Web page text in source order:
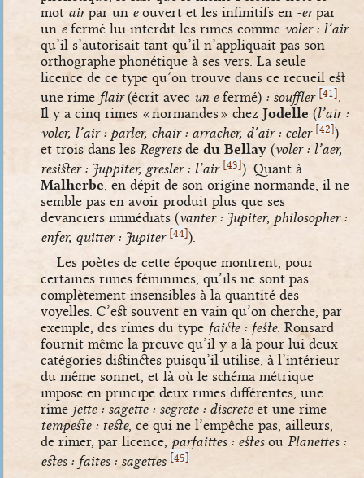
mot airpar un eouvert et les infinitifs en -erpar
un efermé lui interdit les rimes comme voler : l’air
qu’il s’autorisait tant qu’il n’appliquait pas son
orthographe phonétique à ses vers. La seule
licence de ce type qu’on trouve dans ce recueil est
une rime flair(écrit avec un efermé) : souffler [41].
Il y a cinq rimes « normandes » chez Jodelle (l’air :
voler, l’air : parler, chair : arracher, d’air : celer [42])
et trois dans les Regretsde du Bellay (voler : l’aer,
resister : Juppiter, gresler : l’air [43]). Quant à
Malherbe , en dépit de son origine normande, il ne
semble pas en avoir produit plus que ses
devanciers immédiats (vanter : Jupiter, philosopher :
enfer, quitter : Jupiter [44]).
Les poètes de cette époque montrent, pour
certaines rimes féminines, qu’ils ne sont pas
complètement insensibles à la quantité des
voyelles. C’est souvent en vain qu’on cherche, par
exemple, des rimes du type faicte : feste. Ronsard
fournit même la preuve qu’il y a là pour lui deux
catégories distinctes puisqu’il utilise, à l’intérieur
du même sonnet, et là où le schéma métrique
impose en principe deux rimes différentes, une
rime jette : sagette : segrete : discreteet une rime
tempeste : teste, ce qui ne l’empêche pas, ailleurs,
de rimer, par licence, parfaittes : estesou Planettes :
estes : faites : sagettes [45]